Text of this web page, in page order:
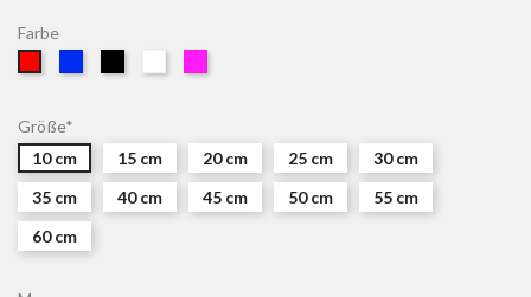
Farbe
Größe*
10 cm
15 cm 20 cm 25 cm
30 cm
35 cm
40 cm 45 cm 50 cm
55 cm
60 cm